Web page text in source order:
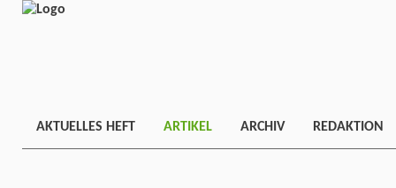
AKTUELLES HEFT ARTIKEL ARCHIV REDAKTION